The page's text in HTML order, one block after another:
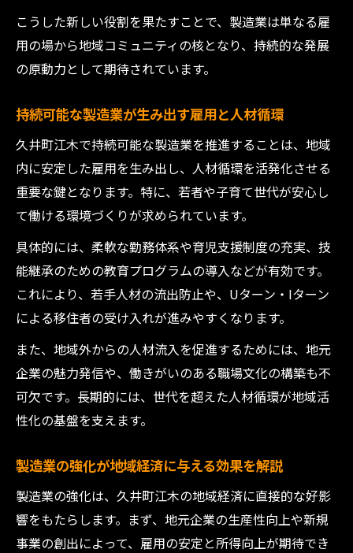
こうした新しい役割を果たすことで、製造業は単なる雇
用の場から地域コミュニティの核となり、持続的な発展
の原動力として期待されています。
持続可能な製造業が生み出す雇用と人材循環
久井町江木で持続可能な製造業を推進することは、地域
内に安定した雇用を生み出し、人材循環を活発化させる
重要な鍵となります。特に、若者や子育て世代が安心し
て働ける環境づくりが求められています。
具体的には、柔軟な勤務体系や育児支援制度の充実、技
能継承のための教育プログラムの導入などが有効です。
これにより、若手人材の流出防止や、Uターン・Iターン
による移住者の受け入れが進みやすくなります。
また、地域外からの人材流入を促進するためには、地元
企業の魅力発信や、働きがいのある職場文化の構築も不
可欠です。長期的には、世代を超えた人材循環が地域活
性化の基盤を支えます。
製造業の強化が地域経済に与える効果を解説
製造業の強化は、久井町江木の地域経済に直接的な好影
響をもたらします。まず、地元企業の生産性向上や新規
事業の創出によって、雇用の安定と所得向上が期待でき